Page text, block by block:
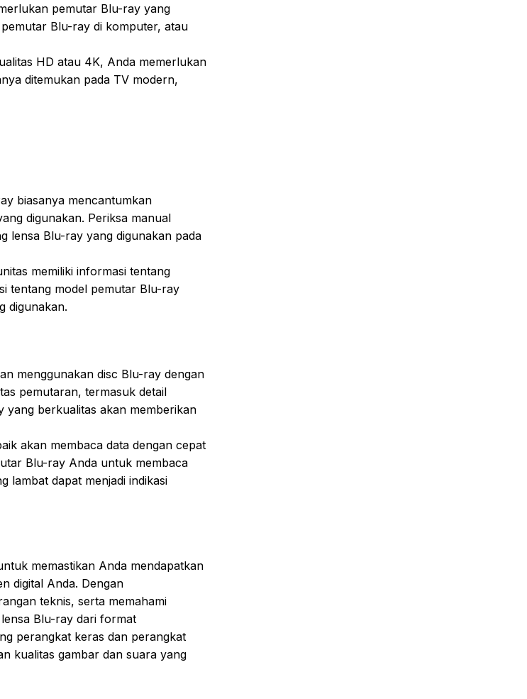
pemutar Blu-ray yang
Blu-ray di komputer, atau
HD atau 4K, Anda memerlukan
ditemukan pada TV modern,
biasanya mencantumkan
digunakan. Periksa manual
lensa Blu-ray yang digunakan pada
memiliki informasi tentang
tentang model pemutar Blu-ray
digunakan.
menggunakan disc Blu-ray dengan
pemutaran, termasuk detail
yang berkualitas akan memberikan
akan membaca data dengan cepat
Blu-ray Anda untuk membaca
lambat dapat menjadi indikasi
memastikan Anda mendapatkan
digital Anda. Dengan
teknis, serta memahami
Blu-ray dari format
perangkat keras dan perangkat
kualitas gambar dan suara yang